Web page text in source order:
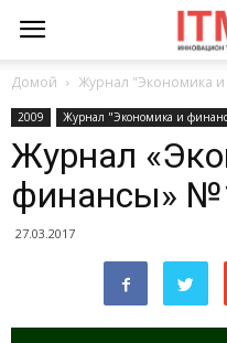
Домой Журнал "Экономика
2009 Журнал "Экономика и
Журнал
финансы»
27.03.2017